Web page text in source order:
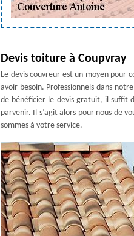
Devis toiture à Coupvray
Le devis couvreur est un moyen pour
avoir besoin. Professionnels dans
de bénéficier le devis gratuit, il suffit
parvenir. Il s’agit alors pour nous de
sommes à votre service.